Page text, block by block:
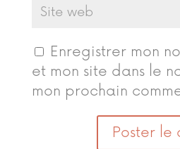
Enregistrer mon
et mon site dans le
mon prochain